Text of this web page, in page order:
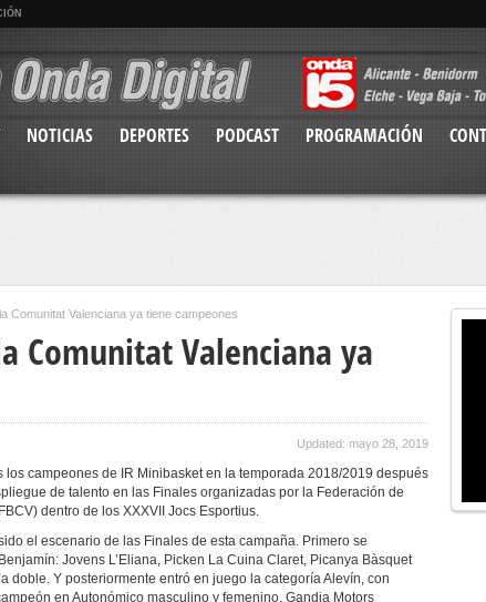
NOTICIAS DEPORTES PODCAST PROGRAMACIÓN
Comunitat Valenciana ya tiene campeones
Comunitat Valenciana ya
Updated: mayo 28, 2019
los campeones de IR Minibasket en la temporada 2018/2019 después
de talento en las Finales organizadas por la Federación de
dentro de los XXXVII Jocs Esportius.
el escenario de las Finales de esta campaña. Primero se
Jovens L’Eliana, Picken La Cuina Claret, Picanya Bàsquet
doble. Y posteriormente entró en juego la categoría Alevín, con
en Autonómico masculino y femenino, Gandia Motors